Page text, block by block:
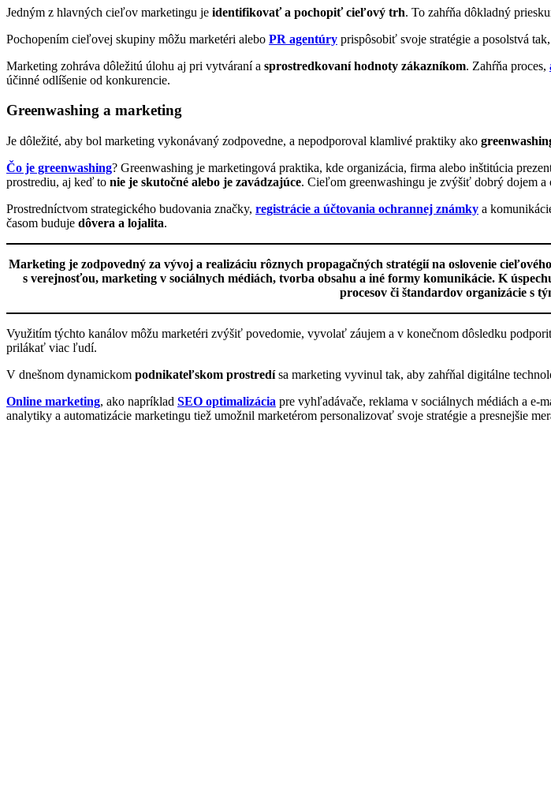
Jedným z hlavných cieľov marketingu je identifikovať a pochopiť cieľový trh. To zahŕňa dôkladný
Pochopením cieľovej skupiny môžu marketéri alebo PR agentúry prispôsobiť svoje stratégie a posolstvá
Marketing zohráva dôležitú úlohu aj pri vytváraní a sprostredkovaní hodnoty zákazníkom. Zahŕňa proces,
účinné odlíšenie od konkurencie.
Greenwashing a marketing
Je dôležité, aby bol marketing vykonávaný zodpovedne, a nepodporoval klamlivé praktiky ako
Čo je greenwashing? Greenwashing je marketingová praktika, kde organizácia, firma alebo inštitúcia
prostrediu, aj keď to nie je skutočné alebo je zavádzajúce. Cieľom greenwashingu je zvýšiť dobrý dojem a
Prostredníctvom strategického budovania značky, registrácie a účtovania ochrannej známky a
časom buduje dôvera a lojalita.
Marketing je zodpovedný za vývoj a realizáciu rôznych propagačných stratégií na oslovenie
s verejnosťou, marketing v sociálnych médiách, tvorba obsahu a iné formy komunikácie. K
procesov či štandardov organizácie s
Využitím týchto kanálov môžu marketéri zvýšiť povedomie, vyvolať záujem a v konečnom dôsledku
prilákať viac ľudí.
V dnešnom dynamickom podnikateľskom prostredísa marketing vyvinul tak, aby zahŕňal digitálne
Online marketing, ako napríklad SEO optimalizácia pre vyhľadávače, reklama v sociálnych médiách a e-
analytiky a automatizácie marketingu tiež umožnil marketérom personalizovať svoje stratégie a presnejšie